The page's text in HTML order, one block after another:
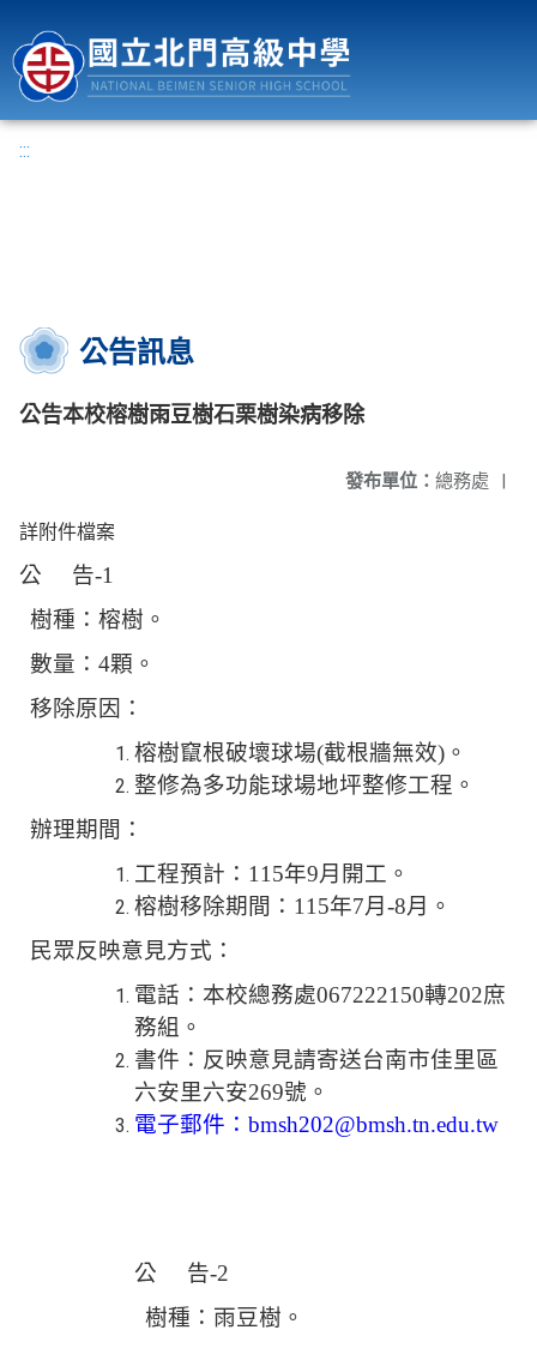
:::
公告訊息
公告本校榕樹雨豆樹石栗樹染病移除
發布單位： 總務處 |
詳附件檔案
公
告-1
樹種：榕樹。
數量：4顆。
移除原因：
榕樹竄根破壞球場(截根牆無效) 。
整修為多功能球場地坪整修工程。
辦理期間：
工程預計： 115年9月開工。
榕樹移除期間： 115年7月 -8月。
民眾反映意見方式：
電話：本校總務處067222150轉202庶
務組。
書件：反映意見請寄送台南市佳里區
六安里六安269號。
電子郵件： bmsh202@bmsh.tn.edu.tw
公
告-2
樹種：雨豆樹。